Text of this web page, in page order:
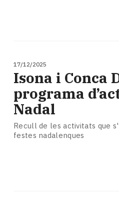
Editorial
17/12/2025
Isona i Conca
programa
Nadal
Recull de les activitats que
festes nadalenques